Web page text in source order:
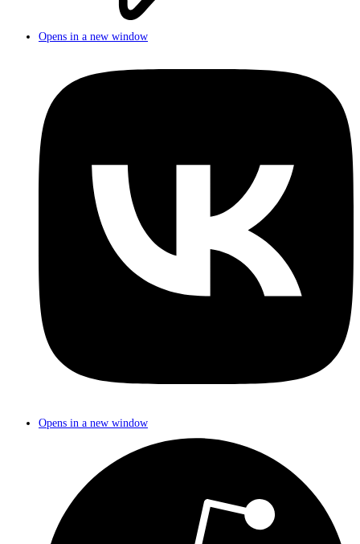
Opens in a new window
Opens in a new window